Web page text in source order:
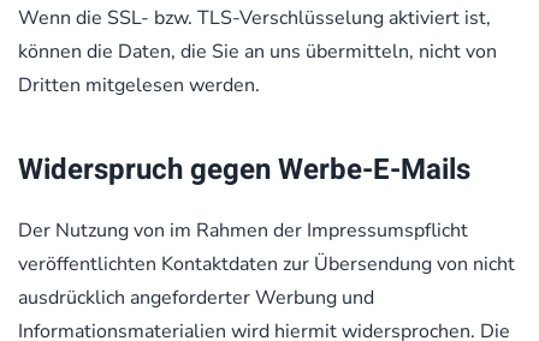
Wenn die SSL- bzw. TLS-Verschlüsselung aktiviert ist,
können die Daten, die Sie an uns übermitteln, nicht von
Dritten mitgelesen werden.
Widerspruch gegen Werbe-E-Mails
Der Nutzung von im Rahmen der Impressumspflicht
veröffentlichten Kontaktdaten zur Übersendung von nicht
ausdrücklich angeforderter Werbung und
Informationsmaterialien wird hiermit widersprochen. Die